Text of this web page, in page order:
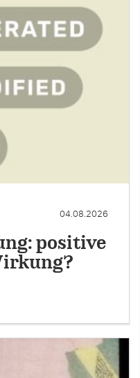
04.08.2026
positive